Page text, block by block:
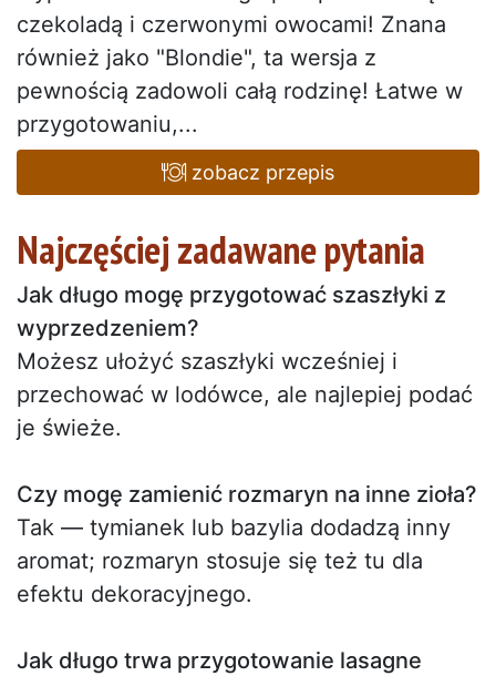
czekoladą i czerwonymi owocami! Znana
również jako "Blondie", ta wersja z
pewnością zadowoli całą rodzinę! Łatwe w
przygotowaniu,...
zobacz przepis
Najczęściej zadawane pytania
Jak długo mogę przygotować szaszłyki z
wyprzedzeniem?
Możesz ułożyć szaszłyki wcześniej i
przechować w lodówce, ale najlepiej podać
je świeże.
Czy mogę zamienić rozmaryn na inne zioła?
Tak — tymianek lub bazylia dodadzą inny
aromat; rozmaryn stosuje się też tu dla
efektu dekoracyjnego.
Jak długo trwa przygotowanie lasagne